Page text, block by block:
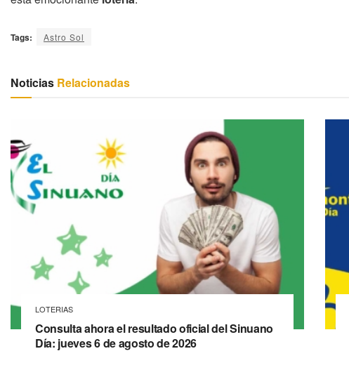
Tags: Astro Sol
Noticias Relacionadas
LOTERIAS
Consulta ahora el resultado oficial del Sinuano
Día: jueves 6 de agosto de 2026